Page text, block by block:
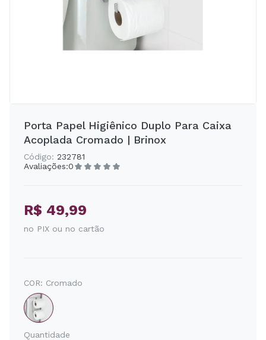
Porta Papel Higiênico Duplo Para Caixa
Acoplada Cromado | Brinox
Código: 232781
Avaliações:0
R$ 49,99
no PIX ou no cartão
COR: Cromado
Quantidade